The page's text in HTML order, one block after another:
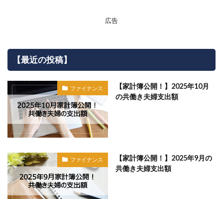
広告
【最近の投稿】
ファイナンス
【家計簿公開！】2025年10月
の共働き夫婦支出額
ファイナンス
【家計簿公開！】2025年9月の
共働き夫婦支出額